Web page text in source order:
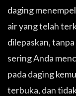
daging
air yang telah
dilepaskan,
sering Anda
pada daging
terbuka, dan